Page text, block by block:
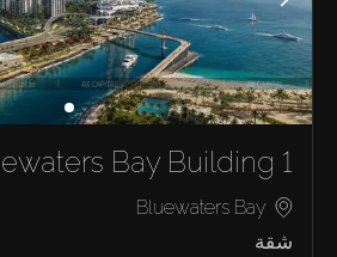
Bay Building 1
Bluewaters Bay
شقة